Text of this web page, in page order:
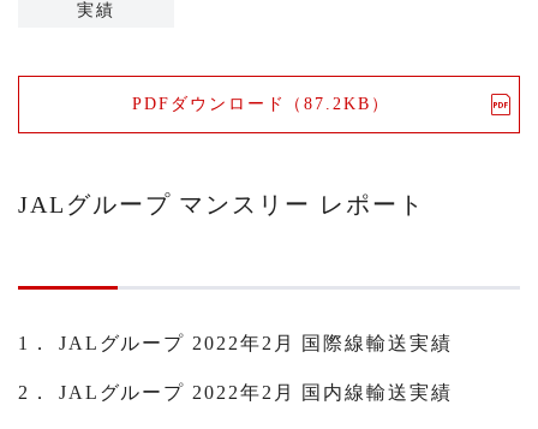
実績
PDFダウンロード（87.2KB）
JALグループ マンスリー レポート
1． JALグループ 2022年2月 国際線輸送実績
2． JALグループ 2022年2月 国内線輸送実績